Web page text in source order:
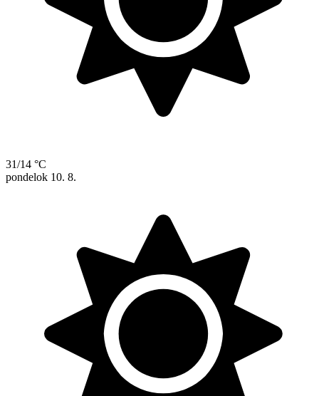
31/14 °C
pondelok 10. 8.